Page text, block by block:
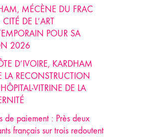
MÉCÈNE DU FRAC
DE L’ART
POUR SA
2026
D’IVOIRE, KARDHAM
LA RECONSTRUCTION
VITRINE DE LA
de paiement : Près deux
français sur trois redoutent